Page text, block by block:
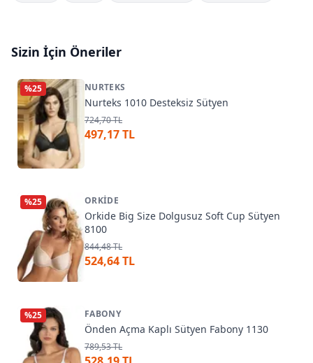
Sizin İçin Öneriler
%25 NURTEKS
Nurteks 1010 Desteksiz Sütyen
724,70 TL
497,17 TL
%25 ORKIDE
Orkide Big Size Dolgusuz Soft Cup Sütyen
8100
844,48 TL
524,64 TL
%25 FABONY
Önden Açma Kaplı Sütyen Fabony 1130
789,53 TL